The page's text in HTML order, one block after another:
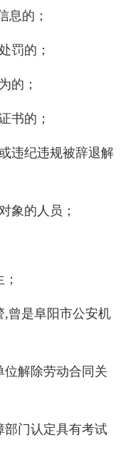
息的；
罚的；
的；
书的；
违纪违规被辞退解
象的人员；
,曾是阜阳市公安机
位解除劳动合同关
部门认定具有考试